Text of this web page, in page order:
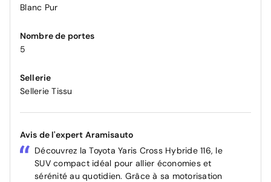
Blanc Pur
Nombre de portes
5
Sellerie
Sellerie Tissu
Avis de l'expert Aramisauto
Découvrez la Toyota Yaris Cross Hybride 116, le
SUV compact idéal pour allier économies et
sérénité au quotidien. Grâce à sa motorisation